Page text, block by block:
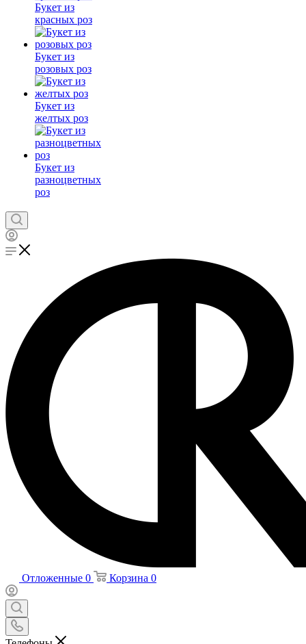
Букет из
красных роз
Букет из
розовых роз
Букет из
желтых роз
Букет из
разноцветных
роз
Отложенные 0 Корзина 0